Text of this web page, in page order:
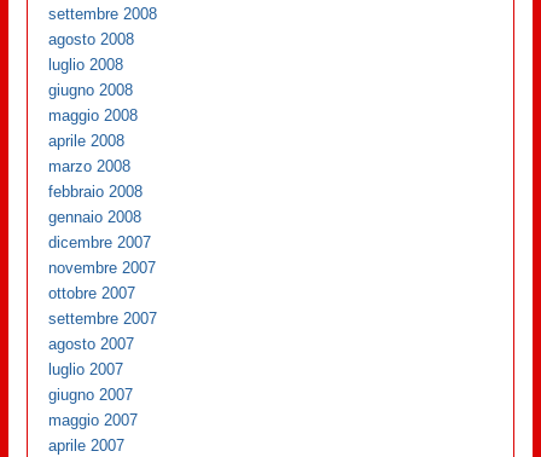
settembre 2008
agosto 2008
luglio 2008
giugno 2008
maggio 2008
aprile 2008
marzo 2008
febbraio 2008
gennaio 2008
dicembre 2007
novembre 2007
ottobre 2007
settembre 2007
agosto 2007
luglio 2007
giugno 2007
maggio 2007
aprile 2007